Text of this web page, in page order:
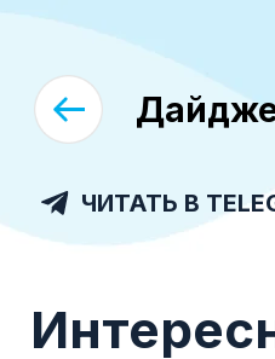
Интересные
IP Cases
Дайджест
ЧИТАТЬ В TELEGRAM